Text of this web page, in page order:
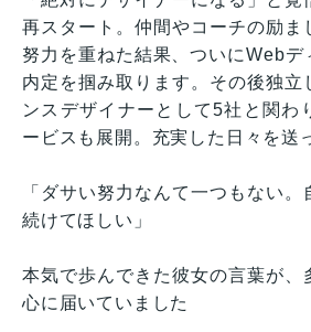
再スタート。仲間やコーチの励ま
努力を重ねた結果、ついにWebデ
内定を掴み取ります。その後独立
ンスデザイナーとして5社と関わ
ービスも展開。充実した日々を送
「ダサい努力なんて一つもない
続けてほしい」
本気で歩んできた彼女の言葉が、
心に届いていました